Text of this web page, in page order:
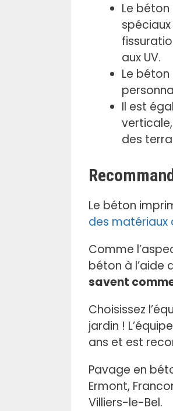
Le
aux UV.
Le
Il est
des
Le béton
des matériaux
Comme
béton à l’aide
savent
Choisissez
jardin !
ans et est
Pavage en
Ermont,
Villiers-le-Bel.